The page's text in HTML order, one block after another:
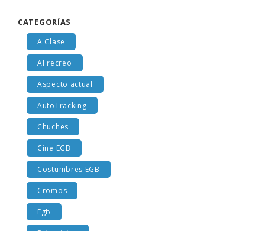
CATEGORÍAS
A Clase
Al recreo
Aspecto actual
AutoTracking
Chuches
Cine EGB
Costumbres EGB
Cromos
Egb